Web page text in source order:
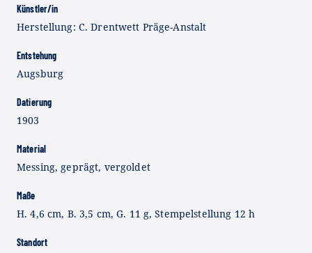
Künstler/in
Herstellung: C. Drentwett Präge-Anstalt
Entstehung
Augsburg
Datierung
1903
Material
Messing, geprägt, vergoldet
Maße
H. 4,6 cm, B. 3,5 cm, G. 11 g, Stempelstellung 12 h
Standort